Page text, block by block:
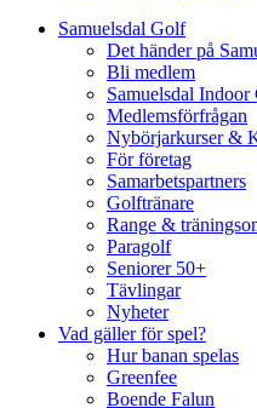
Samuelsdal Golf
Det händer på
Bli medlem
Samuelsdal Indoor
Medlemsförfrågan
Nybörjarkurser &
För företag
Samarbetspartners
Golftränare
Range &
Paragolf
Seniorer 50+
Tävlingar
Nyheter
Vad gäller för spel?
Hur banan spelas
Greenfee
Boende Falun